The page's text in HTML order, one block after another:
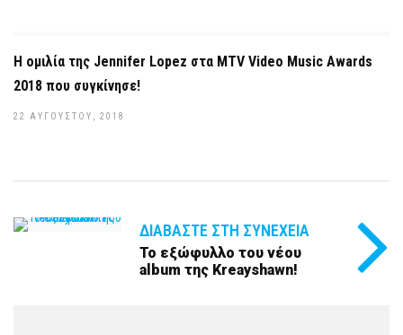
Η ομιλία της Jennifer Lopez στα MTV Video Music Awards
2018 που συγκίνησε!
22 ΑΥΓΟΎΣΤΟΥ, 2018
ΔΙΑΒΆΣΤΕ ΣΤΗ ΣΥΝΈΧΕΙΑ
Το εξώφυλλο του νέου
album της Kreayshawn!